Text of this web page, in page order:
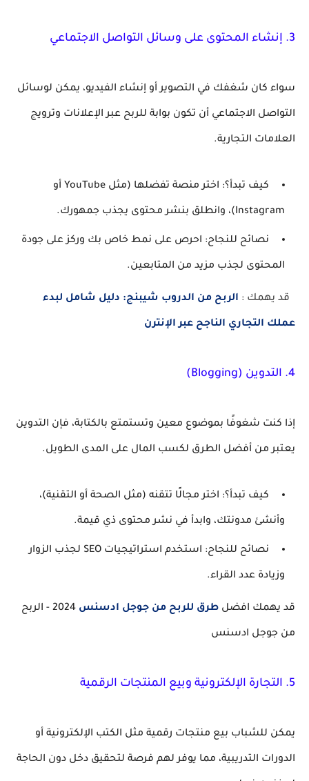
3. إنشاء المحتوى على وسائل التواصل الاجتماعي
سواء كان شغفك في التصوير أو إنشاء الفيديو، يمكن لوسائل
التواصل الاجتماعي أن تكون بوابة للربح عبر الإعلانات وترويج
العلامات التجارية.
كيف تبدأ؟ : اختر منصة تفضلها (مثل YouTube أو
Instagram)، وانطلق بنشر محتوى يجذب جمهورك.
نصائح للنجاح: احرص على نمط خاص بك وركز على جودة
المحتوى لجذب مزيد من المتابعين.
قد يهمك : الربح من الدروب شيبنج: دليل شامل لبدء
عملك التجاري الناجح عبر الإنترن
4. التدوين (Blogging)
إذا كنت شغوفًا بموضوع معين وتستمتع بالكتابة، فإن التدوين
يعتبر من أفضل الطرق لكسب المال على المدى الطويل.
كيف تبدأ؟: اختر مجالًا تتقنه (مثل الصحة أو التقنية)،
وأنشئ مدونتك، وابدأ في نشر محتوى ذي قيمة.
نصائح للنجاح : استخدم استراتيجيات SEO لجذب الزوار
وزيادة عدد القراء.
قد يهمك افضل طرق للربح من جوجل ادسنس 2024 - الربح
من جوجل ادسنس
5. التجارة الإلكترونية وبيع المنتجات الرقمية
يمكن للشباب بيع منتجات رقمية مثل الكتب الإلكترونية أو
الدورات التدريبية، مما يوفر لهم فرصة لتحقيق دخل دون الحاجة